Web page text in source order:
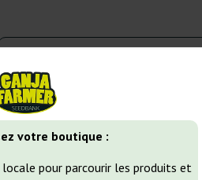
votre boutique :
pour parcourir les produits et
Variétés de cannabis